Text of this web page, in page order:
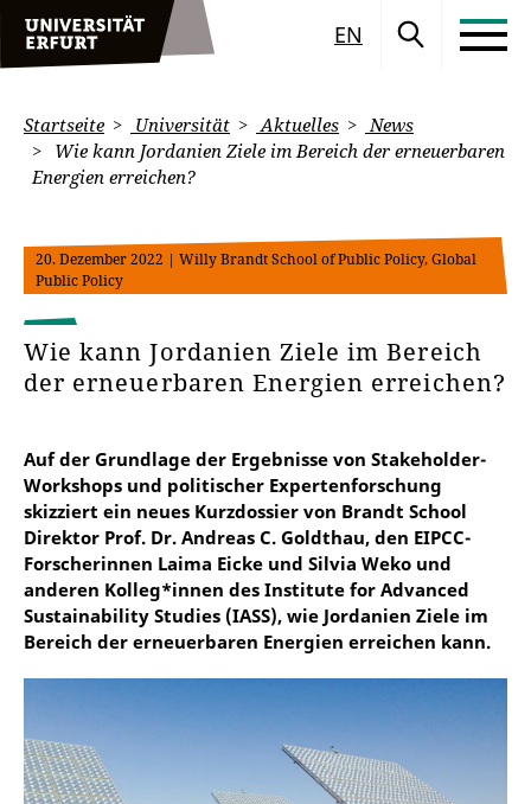
EN
Startseite Universität Aktuelles
News
Wie kann Jordanien Ziele im Bereich der erneuerbaren
Energien erreichen?
20. Dezember 2022 | Willy Brandt School of Public Policy, Global
Public Policy
Wie kann Jordanien Ziele im Bereich
der erneuerbaren Energien erreichen?
Auf der Grundlage der Ergebnisse von Stakeholder-
Workshops und politischer Expertenforschung
skizziert ein neues Kurzdossier von Brandt School
Direktor Prof. Dr. Andreas C. Goldthau, den EIPCC-
Forscherinnen Laima Eicke und Silvia Weko und
anderen Kolleg*innen des Institute for Advanced
Sustainability Studies (IASS), wie Jordanien Ziele im
Bereich der erneuerbaren Energien erreichen kann.